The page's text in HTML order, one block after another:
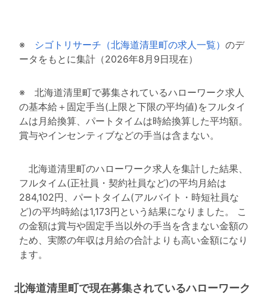
※ シゴトリサーチ（北海道清里町の求人一覧） のデ
ータをもとに集計（2026年8月9日現在）
※ 北海道清里町で募集されているハローワーク求人
の基本給＋固定手当(上限と下限の平均値)をフルタイ
ムは月給換算、パートタイムは時給換算した平均額。
賞与やインセンティブなどの手当は含まない。
北海道清里町のハローワーク求人を集計した結果、
フルタイム(正社員・契約社員など)の平均月給は
284,102円、パートタイム(アルバイト・時短社員な
ど)の平均時給は1,173円という結果になりました。 こ
の金額は賞与や固定手当以外の手当を含まない金額の
ため、実際の年収は月給の合計よりも高い金額になり
ます。
北海道清里町で現在募集されているハローワーク